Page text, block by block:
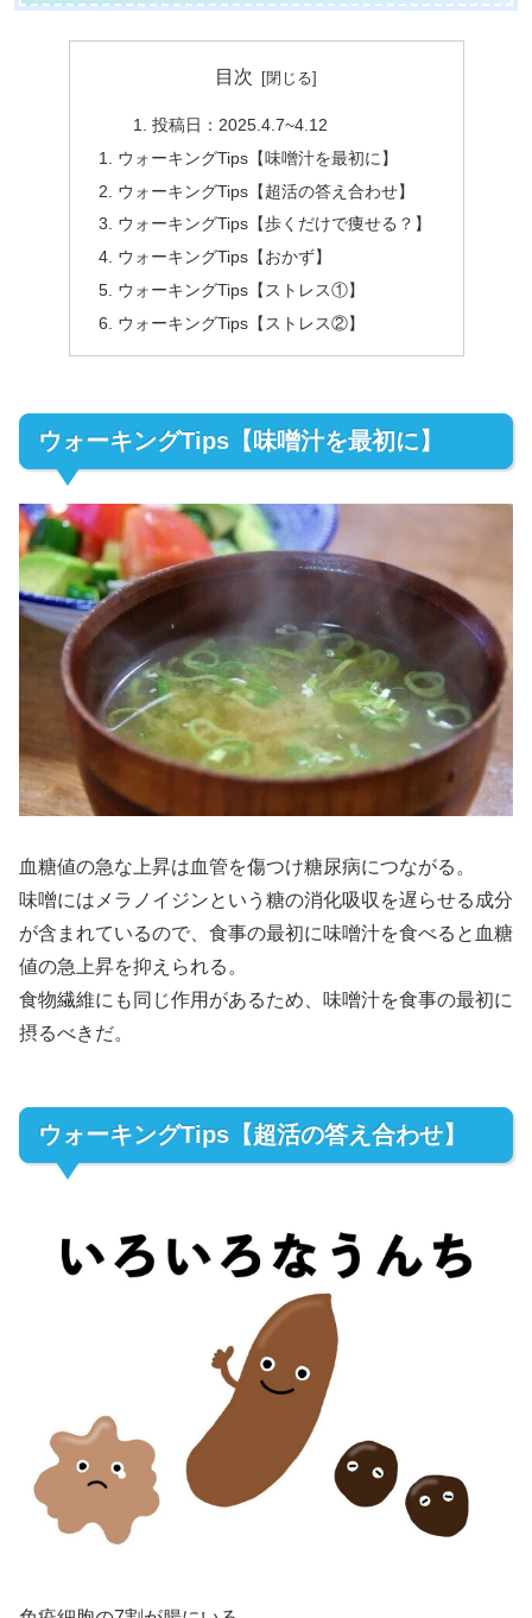
目次
投稿日：2025.4.7~4.12
ウォーキングTips【味噌汁を最初に】
ウォーキングTips【超活の答え合わせ】
ウォーキングTips【歩くだけで痩せる？】
ウォーキングTips【おかず】
ウォーキングTips【ストレス①】
ウォーキングTips【ストレス②】
ウォーキングTips【味噌汁を最初に】
血糖値の急な上昇は血管を傷つけ糖尿病につながる。
味噌にはメラノイジンという糖の消化吸収を遅らせる成分
が含まれているので、食事の最初に味噌汁を食べると血糖
値の急上昇を抑えられる。
食物繊維にも同じ作用があるため、味噌汁を食事の最初に
摂るべきだ。
ウォーキングTips【超活の答え合わせ】